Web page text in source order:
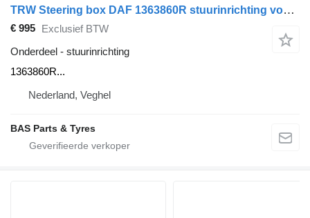
TRW Steering box DAF 1363860R stuurinrichting voor TRW vrachtwagen
€ 995 Exclusief BTW
Onderdeel - stuurinrichting
1363860R...
Nederland, Veghel
BAS Parts & Tyres